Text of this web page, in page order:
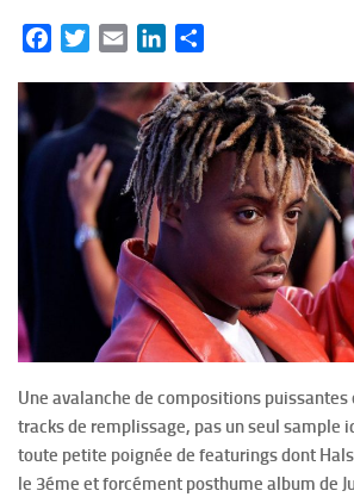
FacebookTwitterEmail LinkedIn
Une avalanche de compositions puissantes
tracks de remplissage, pas un seul sample
toute petite poignée de featurings dont
le 3éme et forcément posthume album de